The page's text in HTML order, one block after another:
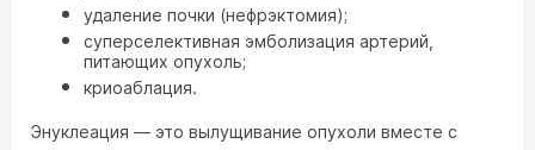
удаление почки (нефрэктомия);
суперселективная эмболизация артерий,
питающих опухоль;
криоаблация.
Энуклеация — это вылущивание опухоли вместе с